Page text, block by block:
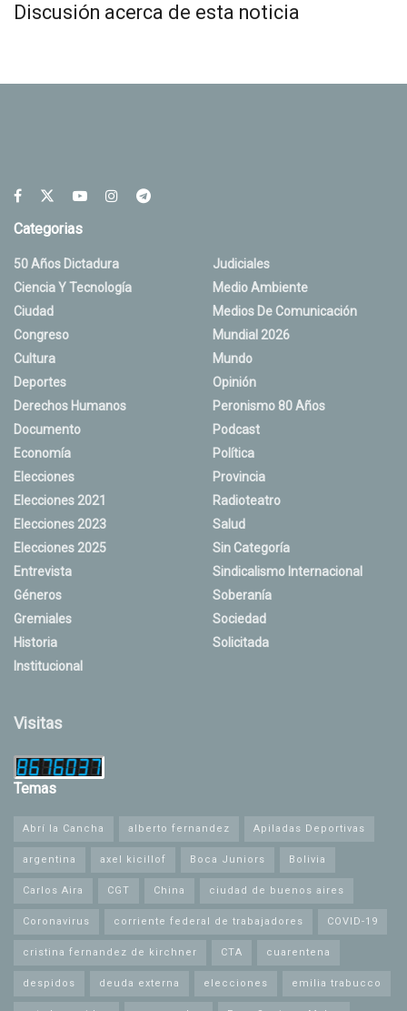
Discusión acerca de esta noticia
Categorias
50 Años Dictadura
Ciencia Y Tecnología
Ciudad
Congreso
Cultura
Deportes
Derechos Humanos
Documento
Economía
Elecciones
Elecciones 2021
Elecciones 2023
Elecciones 2025
Entrevista
Géneros
Gremiales
Historia
Institucional
Judiciales
Medio Ambiente
Medios De Comunicación
Mundial 2026
Mundo
Opinión
Peronismo 80 Años
Podcast
Política
Provincia
Radioteatro
Salud
Sin Categoría
Sindicalismo Internacional
Soberanía
Sociedad
Solicitada
Visitas
Temas
Abrí la Cancha alberto fernandez Apiladas Deportivas
argentina axel kicillof Boca Juniors Bolivia
Carlos Aira CGT China ciudad de buenos aires
Coronavirus corriente federal de trabajadores COVID-19
cristina fernandez de kirchner CTA cuarentena
despidos deuda externa elecciones emilia trabucco